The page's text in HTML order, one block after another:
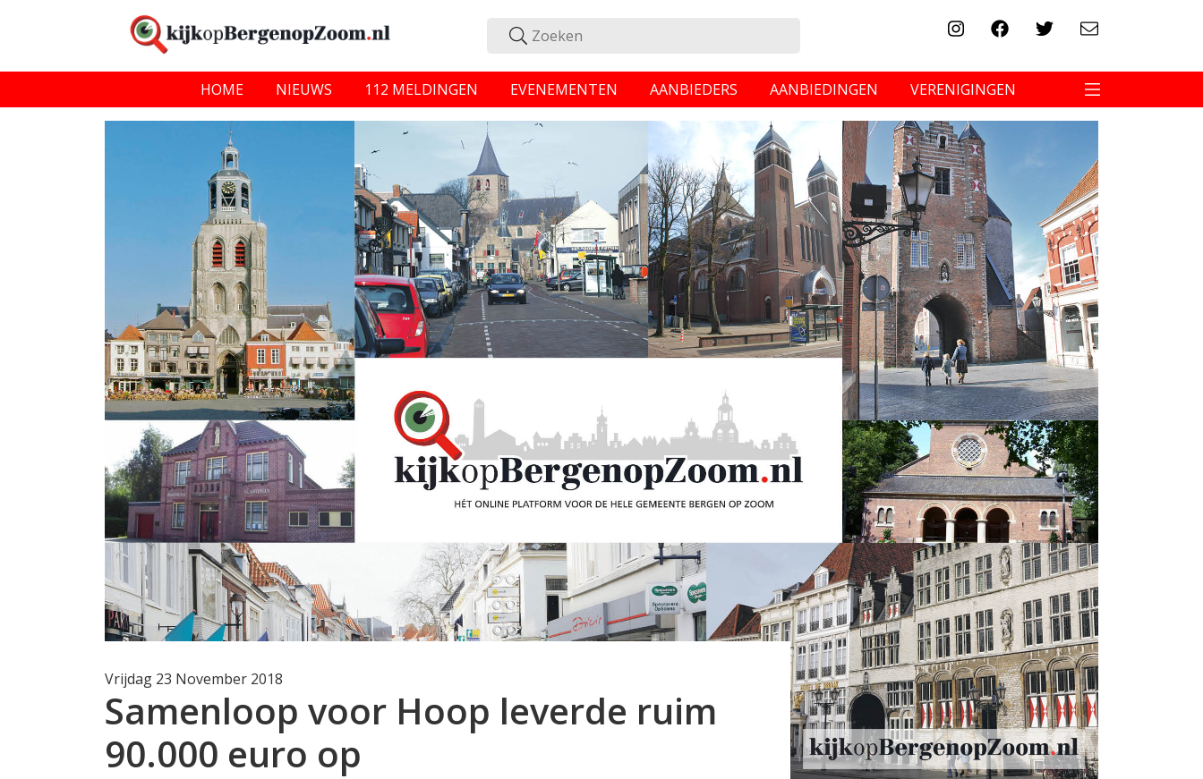
HOME NIEUWS 112 MELDINGEN EVENEMENTEN AANBIEDERS AANBIEDINGEN VERENIGINGEN
Vrijdag 23 November 2018
Samenloop voor Hoop leverde ruim
90.000 euro op